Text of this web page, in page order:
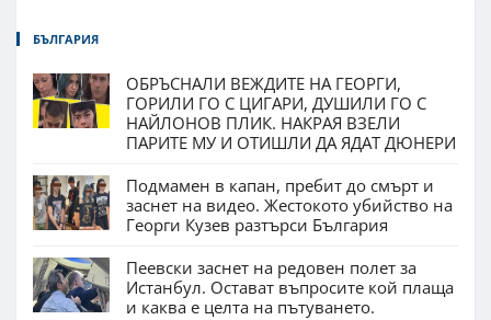
БЪЛГАРИЯ
ОБРЪСНАЛИ ВЕЖДИТЕ НА ГЕОРГИ,
ГОРИЛИ ГО С ЦИГАРИ, ДУШИЛИ ГО С
НАЙЛОНОВ ПЛИК. НАКРАЯ ВЗЕЛИ
ПАРИТЕ МУ И ОТИШЛИ ДА ЯДАТ ДЮНЕРИ
Подмамен в капан, пребит до смърт и
заснет на видео. Жестокото убийство на
Георги Кузев разтърси България
Пеевски заснет на редовен полет за
Истанбул. Остават въпросите кой плаща
и каква е целта на пътуването.